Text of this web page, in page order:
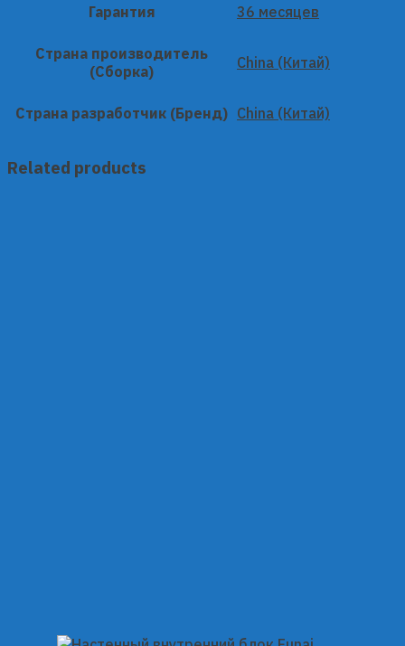
Гарантия 36 месяцев
Страна производитель
(Сборка)
China (Китай)
Страна разработчик (Бренд) China (Китай)
Related products